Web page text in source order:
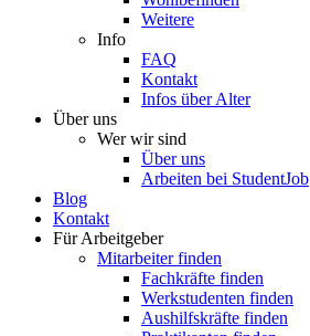
Weitere
Info
FAQ
Kontakt
Infos über Alter
Über uns
Wer wir sind
Über uns
Arbeiten bei StudentJob
Blog
Kontakt
Für Arbeitgeber
Mitarbeiter finden
Fachkräfte finden
Werkstudenten finden
Aushilfskräfte finden